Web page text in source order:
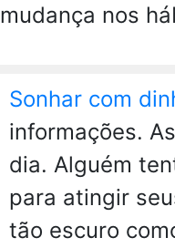
mudança nos
Sonhar com
informações.
dia. Alguém
para atingir
tão escuro